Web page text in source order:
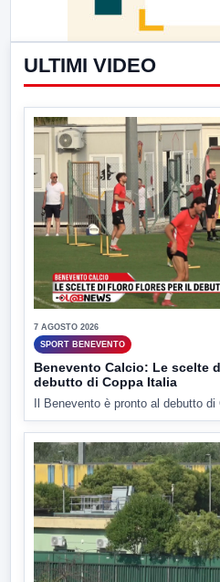
ULTIMI VIDEO
7 AGOSTO 2026
SPORT BENEVENTO
Benevento Calcio: Le scelte
debutto di Coppa Italia
Il Benevento è pronto al debutto